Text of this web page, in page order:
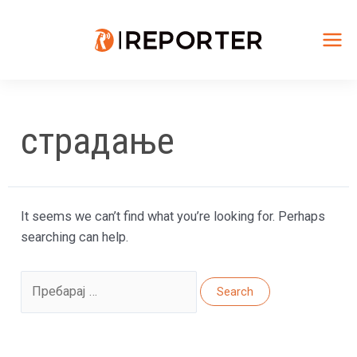
страдање
It seems we can’t find what you’re looking for. Perhaps
searching can help.